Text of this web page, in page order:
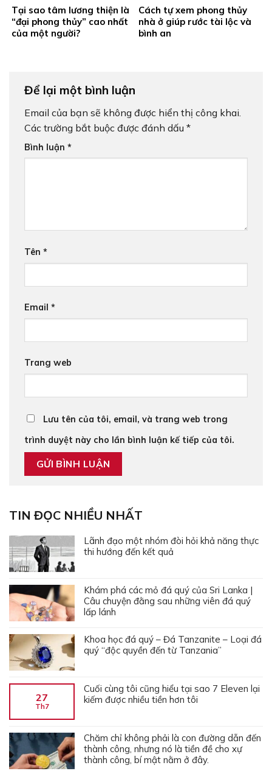
Tại sao tâm lương thiện là
“đại phong thủy” cao nhất
của một người?
Cách tự xem phong thủy
nhà ở giúp rước tài lộc và
bình an
Để lại một bình luận
Email của bạn sẽ không được hiển thị công khai.
Các trường bắt buộc được đánh dấu *
Bình luận *
Tên *
Email *
Trang web
Lưu tên của tôi, email, và trang web trong
trình duyệt này cho lần bình luận kế tiếp của tôi.
TIN ĐỌC NHIỀU NHẤT
Lãnh đạo một nhóm đòi hỏi khả năng thực
thi hướng đến kết quả
Khám phá các mỏ đá quý của Sri Lanka |
Câu chuyện đằng sau những viên đá quý
lấp lánh
Khoa học đá quý – Đá Tanzanite – Loại đá
quý “độc quyền đến từ Tanzania”
27
Th7
Cuối cùng tôi cũng hiểu tại sao 7 Eleven lại
kiếm được nhiều tiền hơn tôi
Chăm chỉ không phải là con đường dẫn đến
thành công, nhưng nó là tiền đề cho xự
thành công, bí mật nằm ở đây.